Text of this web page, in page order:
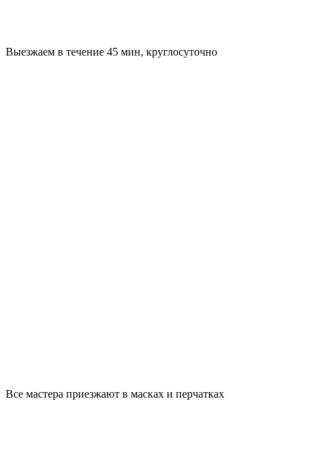
Выезжаем в течение 45 мин, круглосуточно
Все мастера приезжают в масках и перчатках